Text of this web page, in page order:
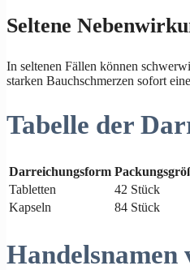
Seltene
In seltenen Fällen können
starken Bauchschmerzen sofort
Tabelle der
Darreichungsform
Tabletten
42 Stück
Kapseln
84 Stück